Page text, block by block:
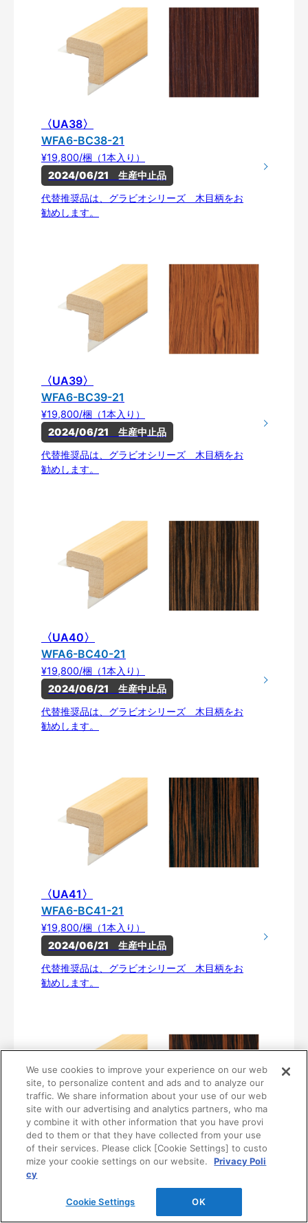
〈UA38〉
WFA6-BC38-21
¥19,800/梱（1本入り）
2024/06/21　生産中止品
代替推奨品は、グラビオシリーズ 木目柄をお
勧めします。
〈UA39〉
WFA6-BC39-21
¥19,800/梱（1本入り）
2024/06/21　生産中止品
代替推奨品は、グラビオシリーズ 木目柄をお
勧めします。
〈UA40〉
WFA6-BC40-21
¥19,800/梱（1本入り）
2024/06/21　生産中止品
代替推奨品は、グラビオシリーズ 木目柄をお
勧めします。
〈UA41〉
WFA6-BC41-21
¥19,800/梱（1本入り）
2024/06/21　生産中止品
代替推奨品は、グラビオシリーズ 木目柄をお
勧めします。
〈UA42〉
WFA6-BC42-21
2024/06/21　生産中止品
We use cookies to improve your experience on our web
site, to personalize content and ads and to analyze our
traffic. We share information about your use of our web
site with our advertising and analytics partners, who ma
y combine it with other information that you have provi
ded to them or that they have collected from your use
of their services. Please click [Cookie Settings] to custo
mize your cookie settings on our website.
Privacy Poli
cy
Cookie Settings OK